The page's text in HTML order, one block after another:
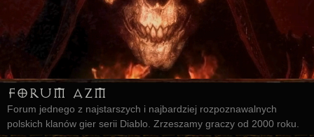
Forum AZM
Forum jednego z najstarszych i najbardziej rozpoznawalnych
polskich klanów gier serii Diablo. Zrzeszamy graczy od 2000 roku.